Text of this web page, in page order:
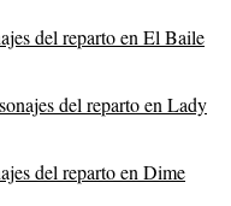
del reparto en El Baile
del reparto en Lady
del reparto en Dime